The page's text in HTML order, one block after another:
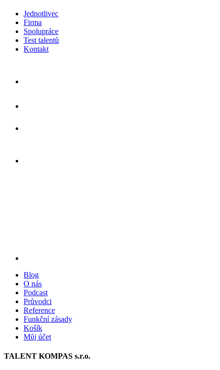
Jednotlivec
Firma
Spolupráce
Test talentů
Kontakt
Blog
O nás
Podcast
Průvodci
Reference
Funkční zásady
Košík
Můj účet
TALENT KOMPAS s.r.o.